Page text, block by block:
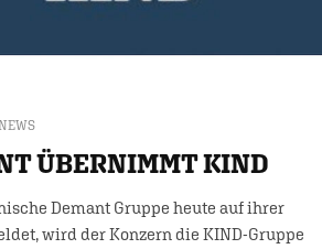
ÜBERNIMMT KIND
Demant Gruppe heute auf ihrer
wird der Konzern die KIND-Gruppe